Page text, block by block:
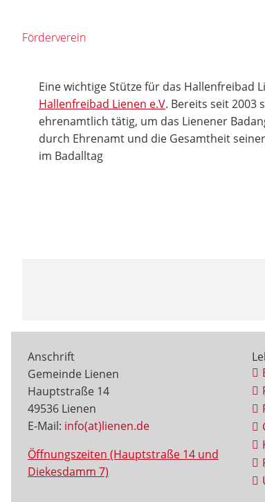
Förderverein
Eine wichtige Stütze für das Hallenfreibad
Hallenfreibad Lienen e.V. Bereits seit 2003
ehrenamtlich tätig, um das Lienener
durch Ehrenamt und die Gesamtheit
im Badalltag
Anschrift
Gemeinde Lienen
Hauptstraße 14
49536 Lienen
E-Mail: info(at)lienen.de
Öffnungszeiten (Hauptstraße 14 und
Diekesdamm 7)